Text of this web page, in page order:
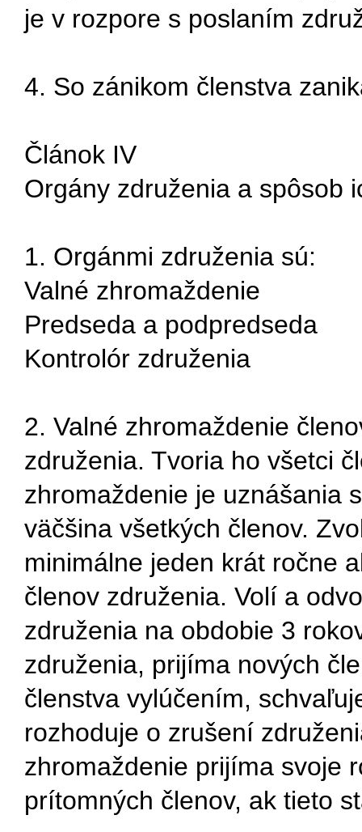
je v rozpore s poslaním
4. So zánikom členstva
Článok IV
Orgány združenia a spôsob
1. Orgánmi združenia sú:
Valné zhromaždenie
Predseda a podpredseda
Kontrolór združenia
2. Valné zhromaždenie
združenia. Tvoria ho všetci
zhromaždenie je uznášania
väčšina všetkých členov.
minimálne jeden krát ročne
členov združenia. Volí a
združenia na obdobie 3
združenia, prijíma nových
členstva vylúčením,
rozhoduje o zrušení
zhromaždenie prijíma svoje
prítomných členov, ak tieto